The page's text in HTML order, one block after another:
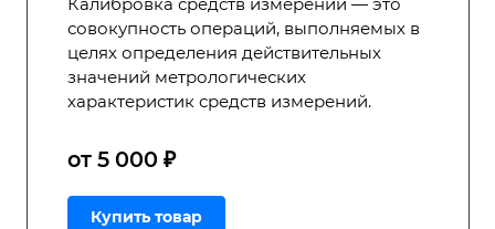
совокупность операций, выполняемых в
целях определения действительных
значений метрологических
характеристик средств измерений.
от 5 000 ₽
Купить товар